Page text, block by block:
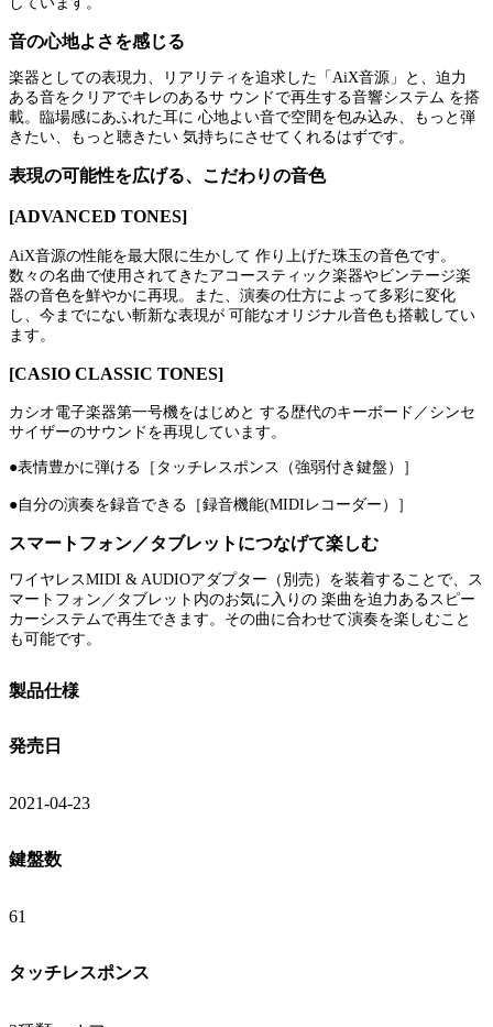
音の心地よさを感じる
楽器としての表現力、リアリティを追求した「AiX音源」と、迫力
ある音をクリアでキレのあるサ ウンドで再生する音響システム を搭
載。臨場感にあふれた耳に 心地よい音で空間を包み込み、もっと弾
きたい、もっと聴きたい 気持ちにさせてくれるはずです。
表現の可能性を広げる、こだわりの音色
[ADVANCED TONES]
AiX音源の性能を最大限に生かして 作り上げた珠玉の音色です。
数々の名曲で使用されてきたアコースティック楽器やビンテージ楽
器の音色を鮮やかに再現。また、演奏の仕方によって多彩に変化
し、今までにない斬新な表現が 可能なオリジナル音色も搭載してい
ます。
[CASIO CLASSIC TONES]
カシオ電子楽器第一号機をはじめと する歴代のキーボード／シンセ
サイザーのサウンドを再現しています。
●表情豊かに弾ける［タッチレスポンス（強弱付き鍵盤）］
●自分の演奏を録音できる［録音機能(MIDIレコーダー）］
スマートフォン／タブレットにつなげて楽しむ
ワイヤレスMIDI & AUDIOアダプター（別売）を装着することで、ス
マートフォン／タブレット内のお気に入りの 楽曲を迫力あるスピー
カーシステムで再生できます。その曲に合わせて演奏を楽しむこと
も可能です。
製品仕様
発売日
2021-04-23
鍵盤数
61
タッチレスポンス